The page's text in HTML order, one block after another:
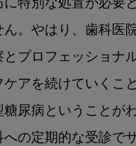
に特別な処置が必要
ん。やはり、歯科医
とプロフェッショナ
アを続けていくこ
糖尿病ということが
への定期的な受診で